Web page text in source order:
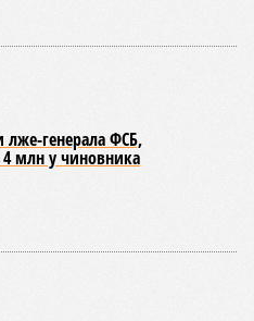
часть средств
«Беспилотные
направление здесь
перспективных
промышленности
миллиарда рублей, из
на развитие